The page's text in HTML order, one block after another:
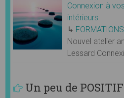
Connexion à
intérieurs
↳
Nouvel atelier
Lessard
Un peu de POSITIF